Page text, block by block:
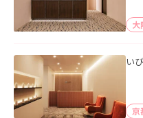
大
い
京